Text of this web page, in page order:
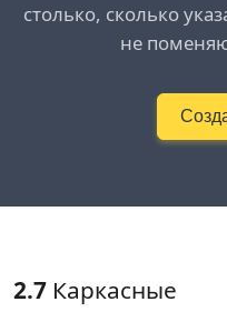
столько, сколько
не
2.7 Каркасные